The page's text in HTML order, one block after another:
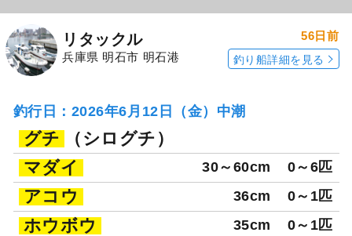
リタックル
兵庫県 明石市 明石港
56日前
釣り船詳細を見る
釣行日：2026年6月12日（金）中潮
グチ
（シログチ）
マダイ
30～60cm 0～6匹
アコウ 36cm 0～1匹
ホウボウ 35cm 0～1匹